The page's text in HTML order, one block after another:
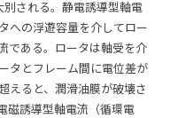
される。静電誘導型軸電
への浮遊容量を介してロー
である。ロータは軸受を介
タとフレーム間に電位差が
えると、潤滑油膜が破壊さ
磁誘導型軸電流（循環電